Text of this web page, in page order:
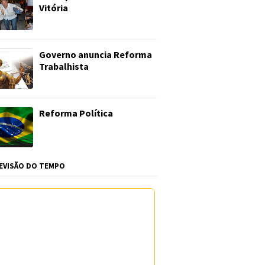
Vitória
Governo anuncia Reforma
Trabalhista
Reforma Política
DO TEMPO